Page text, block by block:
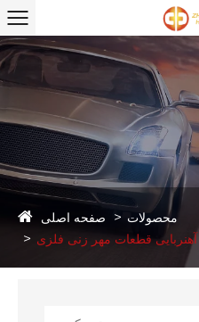
صفحه اصلی
محصولات
قطعات مهر زنی فلزی